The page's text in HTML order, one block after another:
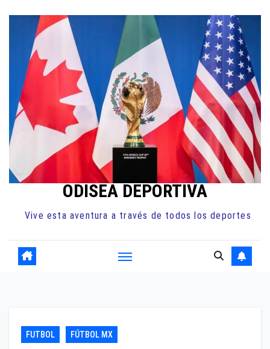
contenido
ODISEA DEPORTIVA
Vive esta aventura a través de todos los deportes
FUTBOL FÚTBOL MX